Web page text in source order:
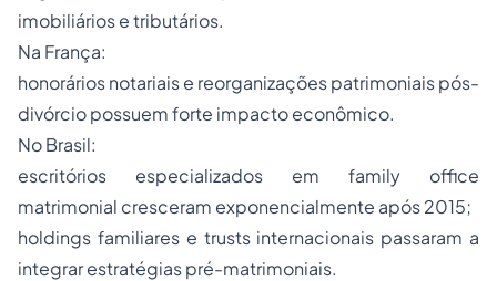
imobiliários e tributários.
Na França:
honorários notariais e reorganizações patrimoniais pós-
divórcio possuem forte impacto econômico.
No Brasil:
escritórios especializados em family office
matrimonial cresceram exponencialmente após 2015;
holdings familiares e trusts internacionais passaram a
integrar estratégias pré-matrimoniais.